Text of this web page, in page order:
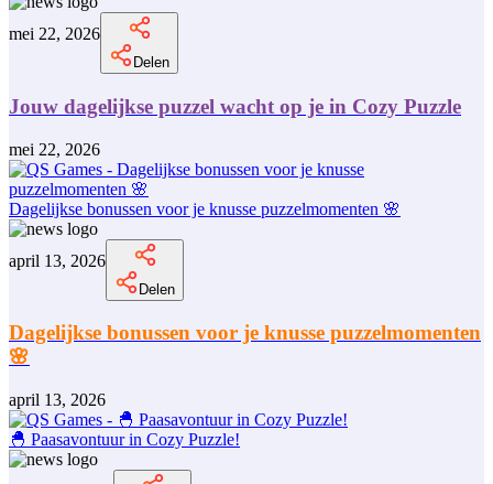
mei 22, 2026
Delen
Jouw dagelijkse puzzel wacht op je in Cozy Puzzle
mei 22, 2026
Dagelijkse bonussen voor je knusse puzzelmomenten 🌸
april 13, 2026
Delen
Dagelijkse bonussen voor je knusse puzzelmomenten
🌸
april 13, 2026
🐣 Paasavontuur in Cozy Puzzle!